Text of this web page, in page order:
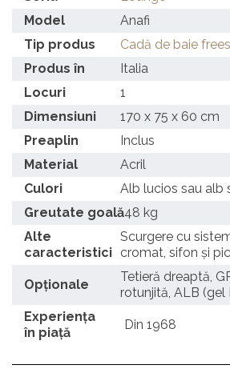
Model
Anafi
Tip produs
Cadă de baie
Produs în
Italia
Locuri
1
Dimensiuni
170 x 75 x 60 cm
Preaplin
Inclus
Material
Acril
Culori
Alb lucios sau alb
Greutate goală48 kg
Alte
caracteristici
Scurgere cu
cromat, sifon și
Opționale
Tetieră dreaptă,
rotunjită, ALB (gel
Experienţa
în piaţă
Din 1968